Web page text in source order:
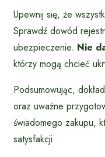
Upewnij się, że
Sprawdź dowód
ubezpieczenie. Nie
którzy mogą chcieć
Podsumowując,
oraz uważne
świadomego zakupu,
satysfakcji.